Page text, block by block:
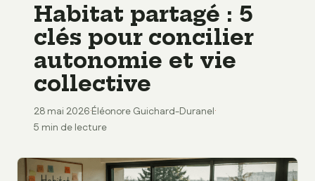
Habitat partagé : 5
clés pour concilier
autonomie et vie
collective
28 mai 2026·Éléonore Guichard-Duranel·
5 min de lecture